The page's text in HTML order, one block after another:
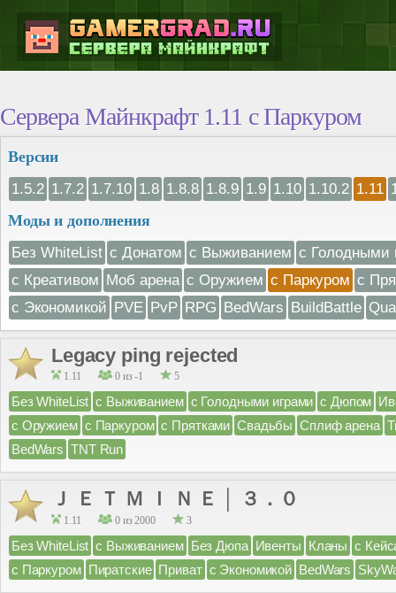
Сервера Майнкрафт 1.11 с Паркуром
Версии
1.5.2 1.7.2 1.7.10 1.8 1.8.8 1.8.9 1.9 1.10 1.10.2 1.11
Моды и дополнения
Без WhiteList с Донатом с Выживанием с Голодными
с Креативом Моб арена с Оружием с Паркуром с
с Экономикой PVE PvP RPG BedWars BuildBattle
Legacy ping rejected
1.11 0 из -1 5
Без WhiteList с Выживанием с Голодными играми с Дюпом
с Оружием с Паркуром с Прятками Свадьбы Сплиф арена
BedWars TNT Run
Ｊ Ｅ Ｔ Ｍ Ｉ Ｎ Ｅ │ ３．０
1.11 0 из 2000 3
Без WhiteList с Выживанием Без Дюпа Ивенты Кланы с
с Паркуром Пиратские Приват с Экономикой BedWars